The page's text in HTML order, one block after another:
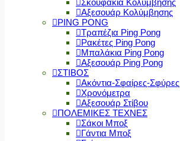
Αξεσουάρ Κολύμβησης
PING PONG
Τραπέζια Ping Pong
Ρακέτες Ping Pong
Μπαλάκια Ping Pong
Αξεσουάρ Ping Pong
ΣΤΙΒΟΣ
Ακόντια-Σφαίρες-Σφύρες
Χρονόμετρα
Αξεσουάρ Στίβου
ΠΟΛΕΜΙΚΕΣ ΤΕΧΝΕΣ
Σάκοι Μποξ
Γάντια Μποξ